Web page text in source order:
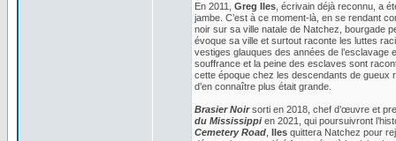
En 2011, Greg Iles , écrivain déjà reconnu, a
jambe. C’est à ce moment-là, en se rendant
noir sur sa ville natale de Natchez, bourgade
évoque sa ville et surtout raconte les luttes
vestiges glauques des années de l’esclavage
souffrance et la peine des esclaves sont
cette époque chez les descendants de gueux
d’en connaître plus était grande.
Brasier Noirsorti en 2018, chef d’œuvre et
du Mississippien 2021, qui poursuivront
Cemetery Road Iles quittera Natchez pour